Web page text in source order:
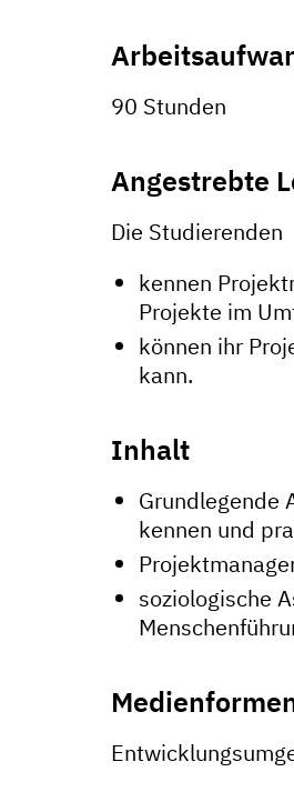
90 Stunden
Angestrebte
Die Studierenden
kennen
Projekte im
können ihr
kann.
Inhalt
Grundlegende
kennen und
soziologische